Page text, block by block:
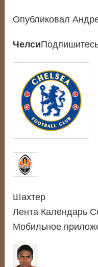
Опубликовал
Челси
Шахтер
Лента Календарь
Мобильное